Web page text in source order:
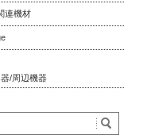
連機材
/周辺機器